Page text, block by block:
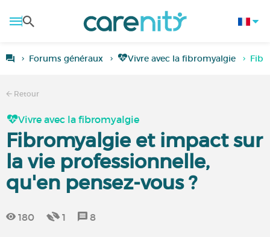
Forums généraux Vivre avec la fibromyalgie
Retour
Vivre avec la fibromyalgie
Fibromyalgie et impact sur
la vie professionnelle,
qu'en pensez-vous ?
180 1 8